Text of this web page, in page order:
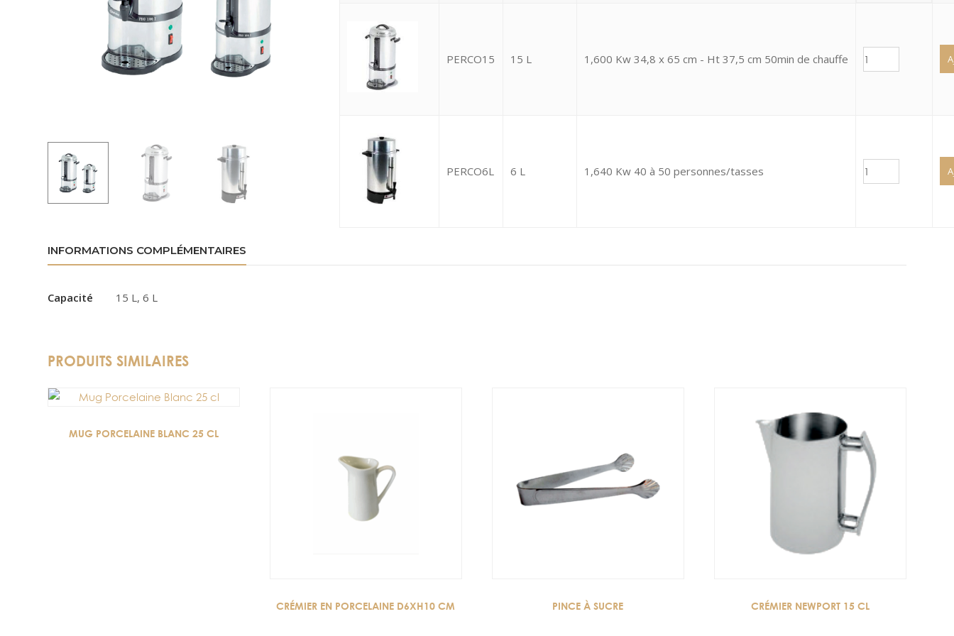
PERCO15 15 L 1,600 Kw 34,8 x 65 cm - Ht 37,5 cm 50min de chauffe
PERCO6L 6 L 1,640 Kw 40 à 50 personnes/tasses
INFORMATIONS COMPLÉMENTAIRES
Capacité 15 L, 6 L
PRODUITS SIMILAIRES
MUG PORCELAINE BLANC 25 CL
CRÉMIER EN PORCELAINE D6XH10 CM PINCE À SUCRE CRÉMIER NEWPORT 15 CL